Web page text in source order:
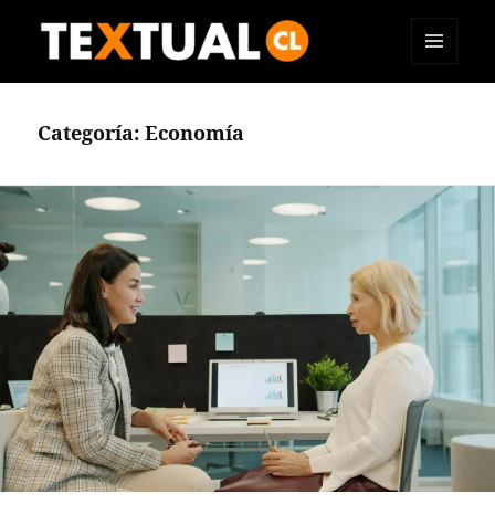
Categoría:Economía